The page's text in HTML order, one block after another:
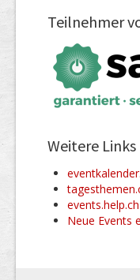
Teilnehmer
Weitere Links
events.help.ch
Neue Events